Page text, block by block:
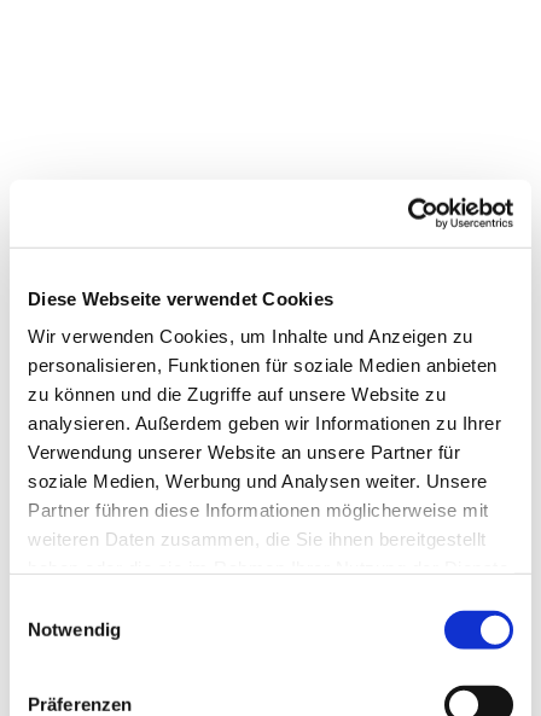
Diese Webseite verwendet Cookies
Wir verwenden Cookies, um Inhalte und Anzeigen zu
personalisieren, Funktionen für soziale Medien anbieten
zu können und die Zugriffe auf unsere Website zu
analysieren. Außerdem geben wir Informationen zu Ihrer
Verwendung unserer Website an unsere Partner für
soziale Medien, Werbung und Analysen weiter. Unsere
Partner führen diese Informationen möglicherweise mit
weiteren Daten zusammen, die Sie ihnen bereitgestellt
Notwendig
Präferenzen
Dies könnte Sie auch
interessieren